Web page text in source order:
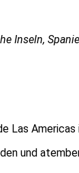
Inseln,
und